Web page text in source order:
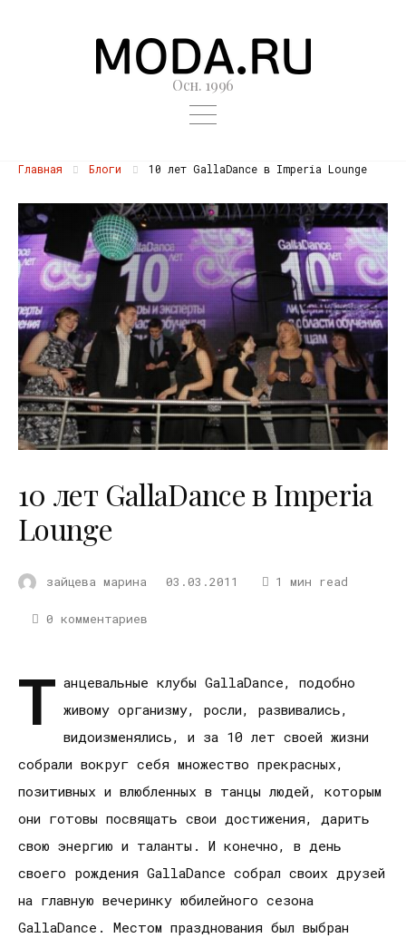
Осн. 1996
Главная Блоги 10 лет GallaDance в Imperia Lounge
10 лет GallaDance в Imperia
Lounge
зайцева марина 03.03.2011 1 мин read
0 комментариев
Т анцевальные клубы GallaDance, подобно
живому организму, росли, развивались,
видоизменялись, и за 10 лет своей жизни
собрали вокруг себя множество прекрасных,
позитивных и влюбленных в танцы людей, которым
они готовы посвящать свои достижения, дарить
свою энергию и таланты. И конечно, в день
своего рождения GallaDance собрал своих друзей
на главную вечеринку юбилейного сезона
GallaDance. Местом празднования был выбран